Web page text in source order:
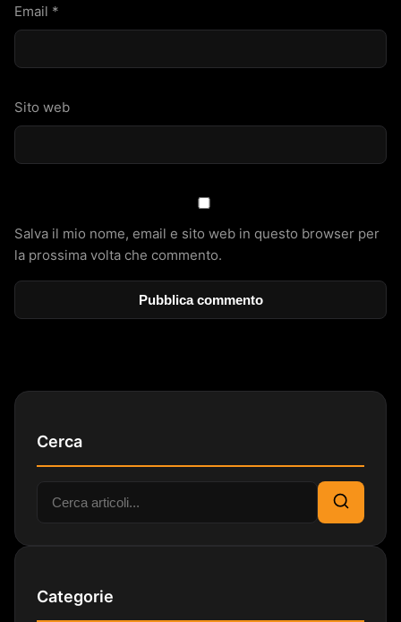
Email *
Sito web
Salva il mio nome, email e sito web in questo browser per
la prossima volta che commento.
Cerca
Cerca:
Cerca
Categorie